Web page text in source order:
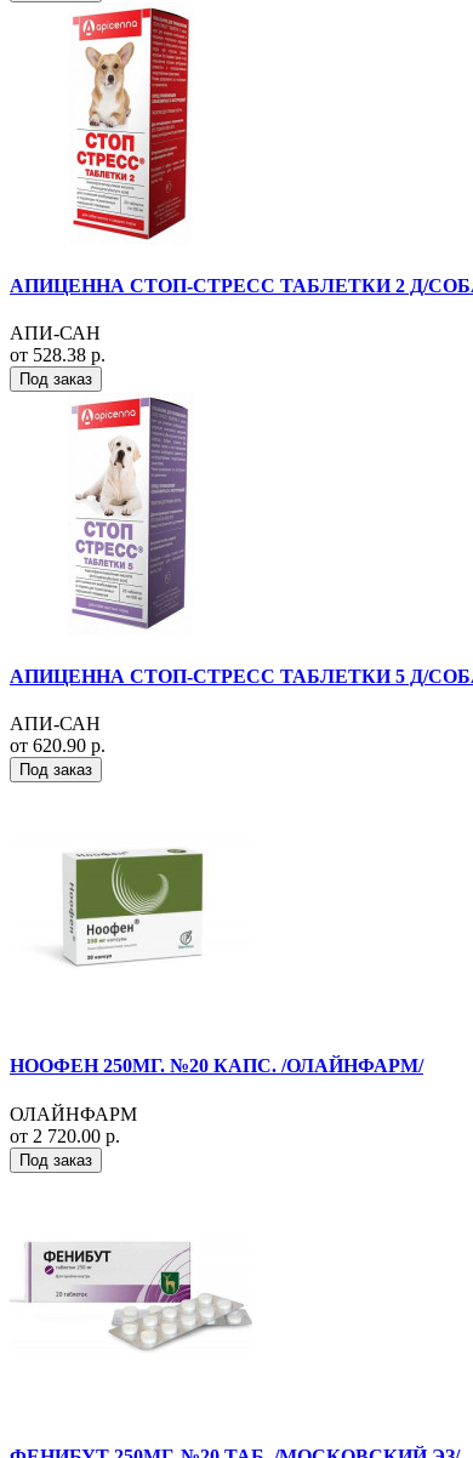
АПИЦЕННА СТОП-СТРЕСС ТАБЛЕТКИ 2 Д/
АПИ-САН
от 528.38 р.
Под заказ
АПИЦЕННА СТОП-СТРЕСС ТАБЛЕТКИ 5 Д/
АПИ-САН
от 620.90 р.
Под заказ
НООФЕН 250МГ. №20 КАПС. /ОЛАЙНФАРМ/
ОЛАЙНФАРМ
от 2 720.00 р.
Под заказ